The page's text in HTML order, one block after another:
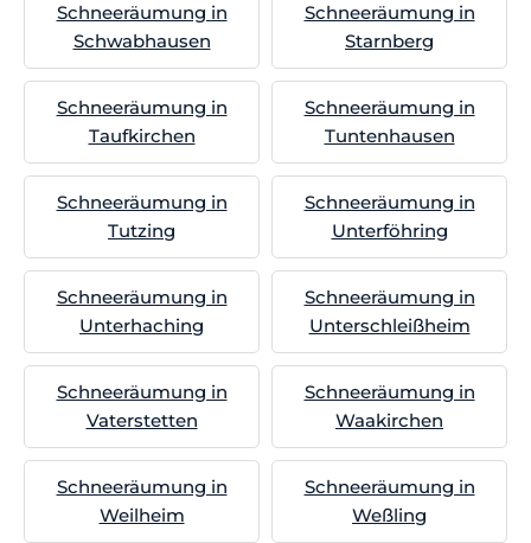
Schneeräumung in
Schwabhausen
Schneeräumung in
Starnberg
Schneeräumung in
Taufkirchen
Schneeräumung in
Tuntenhausen
Schneeräumung in
Tutzing
Schneeräumung in
Unterföhring
Schneeräumung in
Unterhaching
Schneeräumung in
Unterschleißheim
Schneeräumung in
Vaterstetten
Schneeräumung in
Waakirchen
Schneeräumung in
Weilheim
Schneeräumung in
Weßling